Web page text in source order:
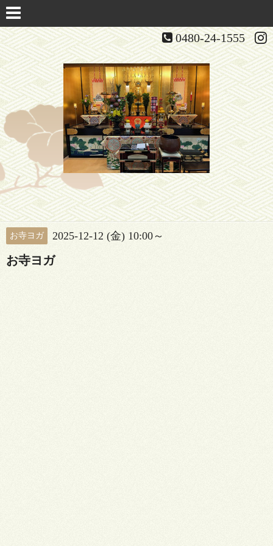
0480-24-1555
お寺ヨガ 2025-12-12 (金) 10:00～
お寺ヨガ